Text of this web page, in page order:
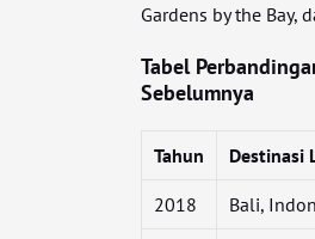
Gardens by the Bay,
Tabel
Sebelumnya
Tahun Destinasi
2018 Bali,